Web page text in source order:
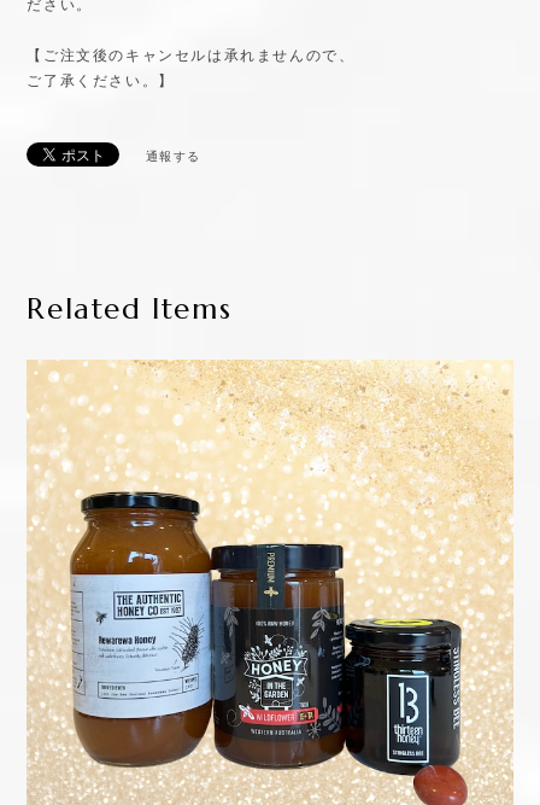
通報する
【定期購入】【送料無料】【3ヵ月継続必須】